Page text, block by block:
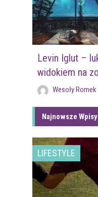
Levin Iglut –
widokiem na
Wesoły Romek
Najnowsze Wpisy
LIFESTYLE